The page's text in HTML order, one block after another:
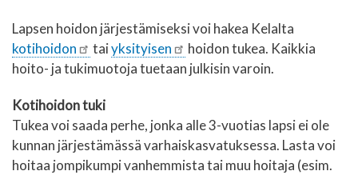
Lapsen hoidon järjestämiseksi voi hakea Kelalta
kotihoidon
taiyksityisen
hoidon tukea. Kaikkia
hoito- ja tukimuotoja tuetaan julkisin varoin.
Kotihoidon tuki
Tukea voi saada perhe, jonka alle 3-vuotias lapsi ei ole
kunnan järjestämässä varhaiskasvatuksessa. Lasta voi
hoitaa jompikumpi vanhemmista tai muu hoitaja (esim.